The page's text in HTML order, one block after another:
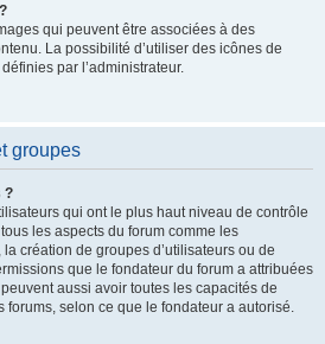
qui peuvent être associées à des
La possibilité d’utiliser des icônes de
par l’administrateur.
groupes
?
qui ont le plus haut niveau de contrôle
les aspects du forum comme les
création de groupes d’utilisateurs ou de
que le fondateur du forum a attribuées
aussi avoir toutes les capacités de
forums, selon ce que le fondateur a autorisé.